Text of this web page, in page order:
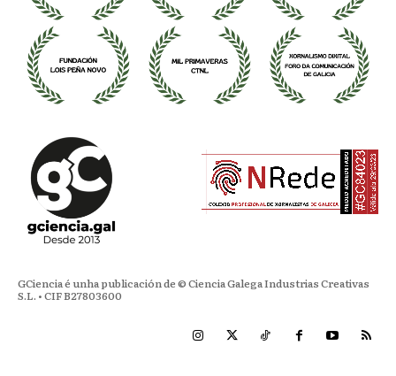
GCiencia é unha publicación de © Ciencia Galega Industrias Creativas
S.L. • CIF B27803600